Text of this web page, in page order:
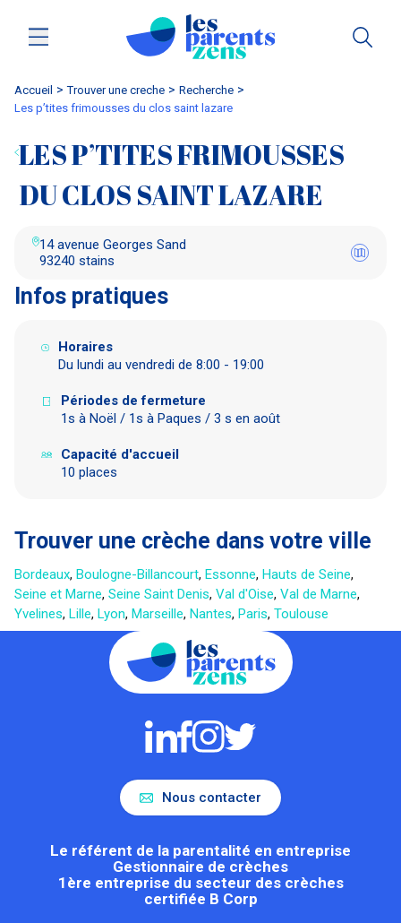
Accueil trouver une creche
Recherche
les p’tites frimousses du clos saint lazare
LES P’TITES FRIMOUSSES
DU CLOS SAINT LAZARE
14 avenue Georges Sand
93240 stains
Infos pratiques
Horaires
Du lundi au vendredi de 8:00 - 19:00
Périodes de fermeture
1s à Noël / 1s à Paques / 3 s en août
Capacité d'accueil
10 places
Trouver une crèche dans votre ville
Bordeaux, Boulogne-Billancourt, Essonne, Hauts de Seine,
Seine et Marne, Seine Saint Denis, Val d'Oise, Val de Marne,
Yvelines, Lille, Lyon, Marseille, Nantes, Paris, Toulouse
Nous contacter
Le référent de la parentalité en entreprise
Gestionnaire de crèches
1ère entreprise du secteur des crèches
certifiée B Corp